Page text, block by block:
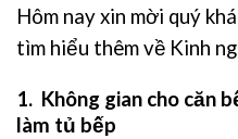
Hôm nay xin mời quý
tìm hiểu thêm về Kinh
1. Không gian cho căn
làm tủ bếp